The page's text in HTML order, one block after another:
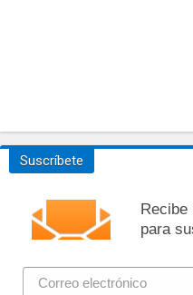
Suscríbete
para